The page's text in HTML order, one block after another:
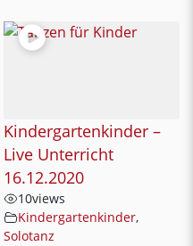
Kindergartenkinder –
Live Unterricht
16.12.2020
10views
Kindergartenkinder,
Solotanz